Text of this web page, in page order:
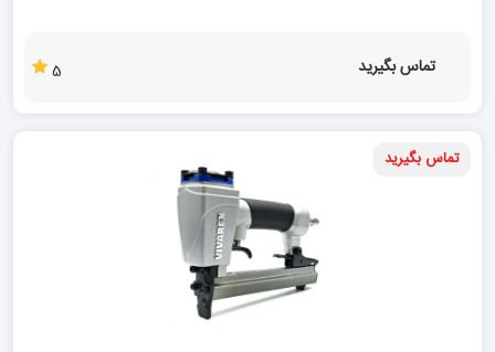
تماس بگیرید 5
تماس بگیرید